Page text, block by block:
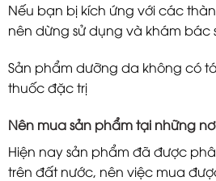
Nếu bạn bị kích ứng với các
nên dừng sử dụng và khám bác
Sản phẩm dưỡng da không có
thuốc đặc trị
Nên mua sản phẩm tại những
Hiện nay sản phẩm đã được
trên đất nước, nên việc mua